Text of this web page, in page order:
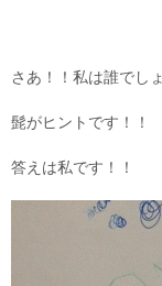
Blog
Contact
さあ！！私は誰でし
髭がヒントです！！
答えは私です！！